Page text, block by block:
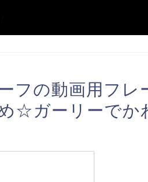
フの動画用フレ
☆ガーリーでか